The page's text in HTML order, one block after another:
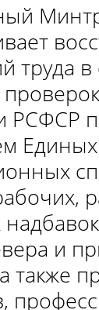
труда
РСФСР
и
также